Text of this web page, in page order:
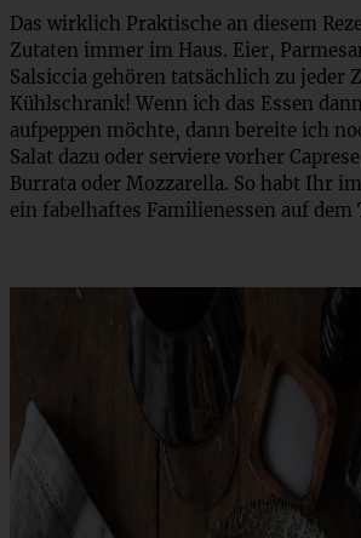
Das wirklich Praktische an diesem
Zutaten immer im Haus. Eier,
Salsiccia gehören tatsächlich zu jeder
Kühlschrank! Wenn ich das Essen
aufpeppen möchte, dann bereite ich
Salat dazu oder serviere vorher
Burrata oder Mozzarella. So habt Ihr
ein fabelhaftes Familienessen auf dem